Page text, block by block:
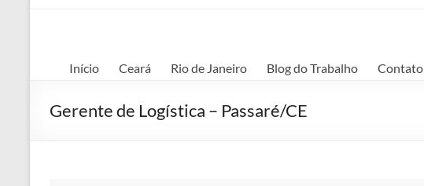
Início Ceará Rio de Janeiro Blog do Trabalho Contato
Gerente de Logística – Passaré/CE